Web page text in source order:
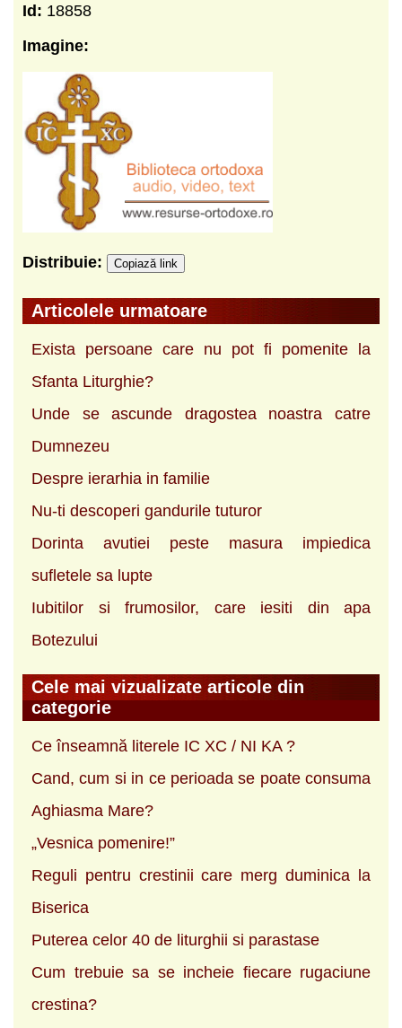
Id: 18858
Imagine:
Distribuie: Copiază link
Articolele urmatoare
Exista persoane care nu pot fi pomenite la
Sfanta Liturghie?
Unde se ascunde dragostea noastra catre
Dumnezeu
Despre ierarhia in familie
Nu-ti descoperi gandurile tuturor
Dorinta avutiei peste masura impiedica
sufletele sa lupte
Iubitilor si frumosilor, care iesiti din apa
Botezului
Cele mai vizualizate articole din
categorie
Ce înseamnă literele IC XC / NI KA ?
Cand, cum si in ce perioada se poate consuma
Aghiasma Mare?
„Vesnica pomenire!”
Reguli pentru crestinii care merg duminica la
Biserica
Puterea celor 40 de liturghii si parastase
Cum trebuie sa se incheie fiecare rugaciune
crestina?